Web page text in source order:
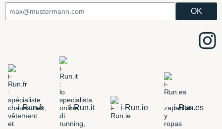
i-Run.fr i-Run.it i-Run.ie i-Run.es